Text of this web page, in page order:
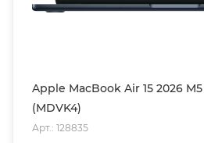
Apple MacBook Air 15 2026
(MDVK4)
Арт.: 128835